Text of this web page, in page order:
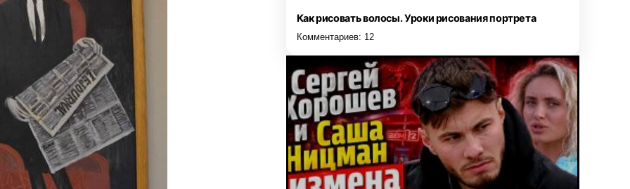
Как рисовать волосы. Уроки рисования портрета
Комментариев: 12